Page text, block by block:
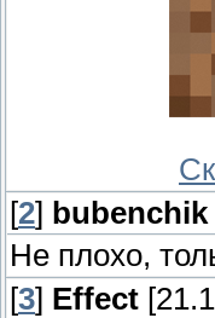
[2] bubenchik
Не плохо,
[3] Effect